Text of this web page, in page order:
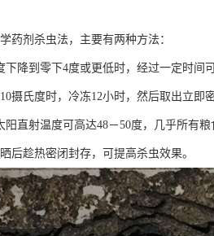
药剂杀虫法，主要有两种方法：
降到零下4度或更低时，经过一定时间
摄氏度时，冷冻12小时，然后取出立即密
直射温度可高达48－50度，几乎所有
后趁热密闭封存，可提高杀虫效果。